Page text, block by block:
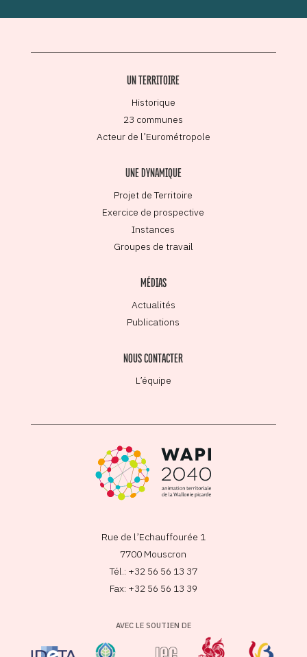
UN TERRITOIRE
Historique
23 communes
Acteur de l’Eurométropole
UNE DYNAMIQUE
Projet de Territoire
Exercice de prospective
Instances
Groupes de travail
MÉDIAS
Actualités
Publications
NOUS CONTACTER
L’équipe
Rue de l’Echauffourée 1
7700 Mouscron
Tél.: +32 56 56 13 37
Fax: +32 56 56 13 39
AVEC LE SOUTIEN DE